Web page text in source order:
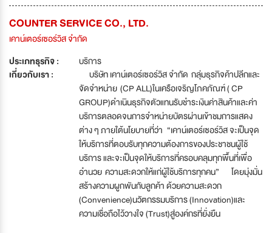
COUNTER SERVICE CO., LTD.
เคาน์เตอร์เซอร์วิส จำกัด
ประเภทธุรกิจ :
บริการ
เกี่ยวกับเรา :
บริษัท เคาน์เตอร์เซอร์วิส จำกัด กลุ่มธุรกิจค้าปลีกและ
จัดจำหน่าย (CP ALL)ในเครือเจริญโภคภัณฑ์ ( CP
GROUP)ดำเนินธุรกิจตัวแทนรับชำระเงินค่าสินค้าและค่า
บริการตลอดจนการจำหน่ายบัตรผ่านเข้าชมการแสดง
ต่าง ๆ ภายใต้นโยบายที่ว่า “เคาน์เตอร์เซอร์วิส จะเป็นจุด
ให้บริการที่ตอบรับทุกความต้องการของประชาชนผู้ใช้
บริการ และจะเป็นจุดให้บริการที่ครอบคลุมทุกพื้นที่เพื่อ
อำนวย ความสะดวกให้แก่ผู้ใช้บริการทุกคน” โดยมุ่งมั่น
สร้างความผูกพันกับลูกค้า ด้วยความสะดวก
(Convenience)นวัตกรรมบริการ (Innovation)และ
ความเชื่อถือไว้วางใจ (Trust)สู่องค์กรที่ยั่งยืน